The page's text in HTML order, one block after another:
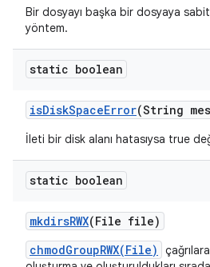
Bir dosyayı başka bir dosyaya sabit
yöntem.
static boolean
isDiskSpaceError(String
İleti bir disk alanı hatasıysa true
static boolean
mkdirsRWX(File file)
chmodGroupRWX(File)